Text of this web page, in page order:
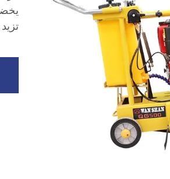
تزيد عن 20 عاماً تضمن الموثوقية، مع